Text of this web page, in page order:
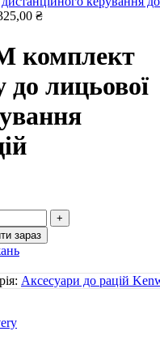
₴
комплект
до лицьової
зараз
Аксесуари до рацій